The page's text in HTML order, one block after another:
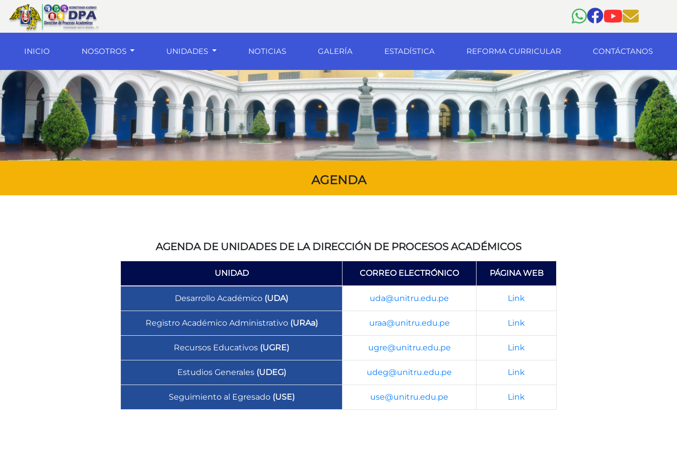
INICIO(current) NOSOTROS UNIDADES NOTICIAS GALERÍA ESTADÍSTICA REFORMA CURRICULAR CONTÁCTANOS
AGENDA
AGENDA DE UNIDADES DE LA DIRECCIÓN DE PROCESOS ACADÉMICOS
UNIDAD CORREO ELECTRÓNICO PÁGINA WEB
Desarrollo Académico (UDA) uda@unitru.edu.pe Link
Registro Académico Administrativo (URAa) uraa@unitru.edu.pe Link
Recursos Educativos (UGRE) ugre@unitru.edu.pe Link
Estudios Generales (UDEG) udeg@unitru.edu.pe Link
Seguimiento al Egresado (USE) use@unitru.edu.pe Link